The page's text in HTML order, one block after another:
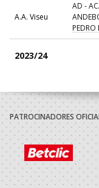
A.A. Viseu
AD -
PEDRO
2023/24
A.A. Viseu
PEDRO
A.A. Viseu
AD -
PEDRO
2022/23
PATROCINADORES